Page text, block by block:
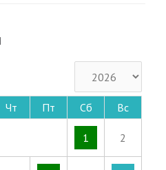
Чт Пт Сб Вс
1 2